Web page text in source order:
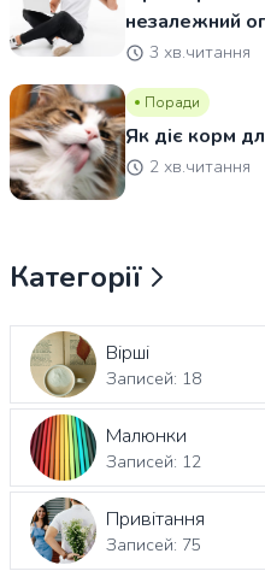
незалежний
3 хв.читання
Поради
Як діє корм
2 хв.читання
Категорії
Вірші
Записей: 18
Малюнки
Записей: 12
Привітання
Записей: 75